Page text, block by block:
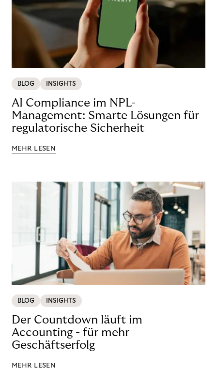
BLOG INSIGHTS
AI Compliance im NPL-
Management: Smarte Lösungen für
regulatorische Sicherheit
MEHR LESEN
BLOG INSIGHTS
Der Countdown läuft im
Accounting - für mehr
Geschäftserfolg
MEHR LESEN